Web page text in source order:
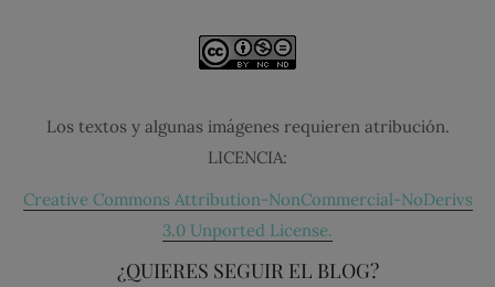
Los textos y algunas imágenes requieren atribución.
LICENCIA:
Creative Commons Attribution-NonCommercial-NoDerivs
3.0 Unported License.
¿QUIERES SEGUIR EL BLOG?